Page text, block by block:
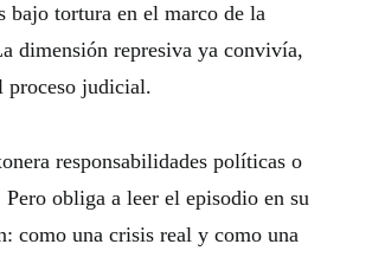
bajo tortura en el marco de la
dimensión represiva ya convivía,
proceso judicial.
responsabilidades políticas o
obliga a leer el episodio en su
como una crisis real y como una